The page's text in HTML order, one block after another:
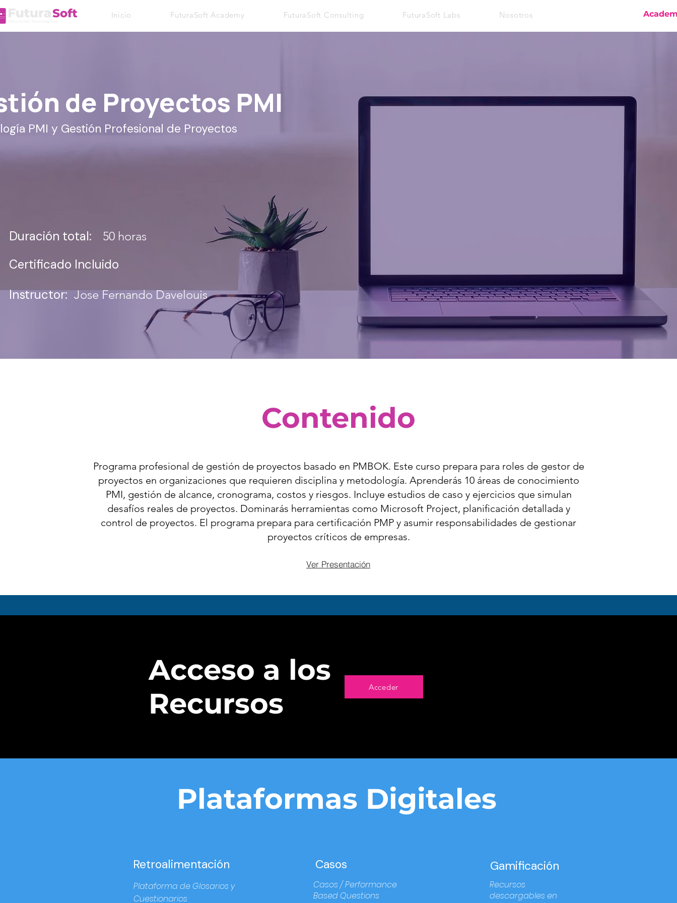
Inicio FuturaSoft Academy FuturaSoft Consulting FuturaSoft Labs Nosotros
de Proyectos PMI
PMI y Gestión Profesional de Proyectos
Duración total: 50 horas
Certificado Incluido
Instructor: Jose Fernando Davelouis
Contenido
Programa profesional de gestión de proyectos basado en PMBOK. Este curso prepara para roles de gestor de
proyectos en organizaciones que requieren disciplina y metodología. Aprenderás 10 áreas de conocimiento
PMI, gestión de alcance, cronograma, costos y riesgos. Incluye estudios de caso y ejercicios que simulan
desafíos reales de proyectos. Dominarás herramientas como Microsoft Project, planificación detallada y
control de proyectos. El programa prepara para certificación PMP y asumir responsabilidades de gestionar
proyectos críticos de empresas.
Ver Presentación
Acceso a los
Recursos
Acceder
Plataformas Digitales
Retroalimentación
Plataforma de Glosarios y
Cuestionarios
Casos
Casos / Performance
Based Questions
Recursos
descargables en
Gamificación